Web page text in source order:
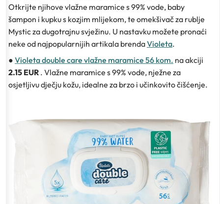
Otkrijte njihove vlažne maramice s 99% vode, baby
šampon i kupku s kozjim mlijekom, te omekšivač za rublje
Mystic za dugotrajnu svježinu. U nastavku možete pronaći
neke od najpopularnijih artikala brendaVioleta.
● Violeta double care vlažne maramice 56 kom. na akciji
2.15 EUR . Vlažne maramice s 99% vode, nježne za
osjetljivu dječju kožu, idealne za brzo i učinkovito čišćenje.